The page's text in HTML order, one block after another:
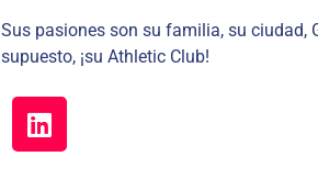
Sus pasiones son su familia, su ciudad,
supuesto, ¡su Athletic Club!